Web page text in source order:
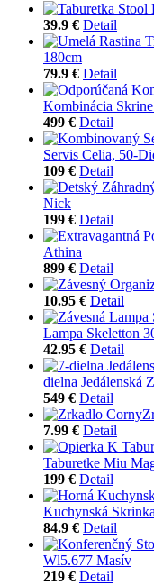
39.9 € Detail
180cm
79.9 € Detail
Kombinácia Skrine
499 € Detail
Servis Celia, 50-
109 € Detail
Nick
199 € Detail
Athina
899 € Detail
10.95 € Detail
Lampa Skeletton
42.95 € Detail
dielna Jedálenská
549 € Detail
7.99 € Detail
Taburetke Miu
199 € Detail
Kuchynská
84.9 € Detail
Wl5.677 Masív
219 € Detail